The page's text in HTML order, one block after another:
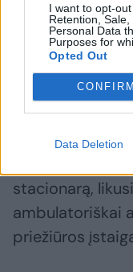
I want to opt-
Retention,
Personal Data
Purposes for
Opted Out
CONFIRM
Data Deletion
Valstybinės
2025 metu
tūkst. pacientų
mln. paslaugų.
stacionarą,
ambulatoriškai
priežiūros